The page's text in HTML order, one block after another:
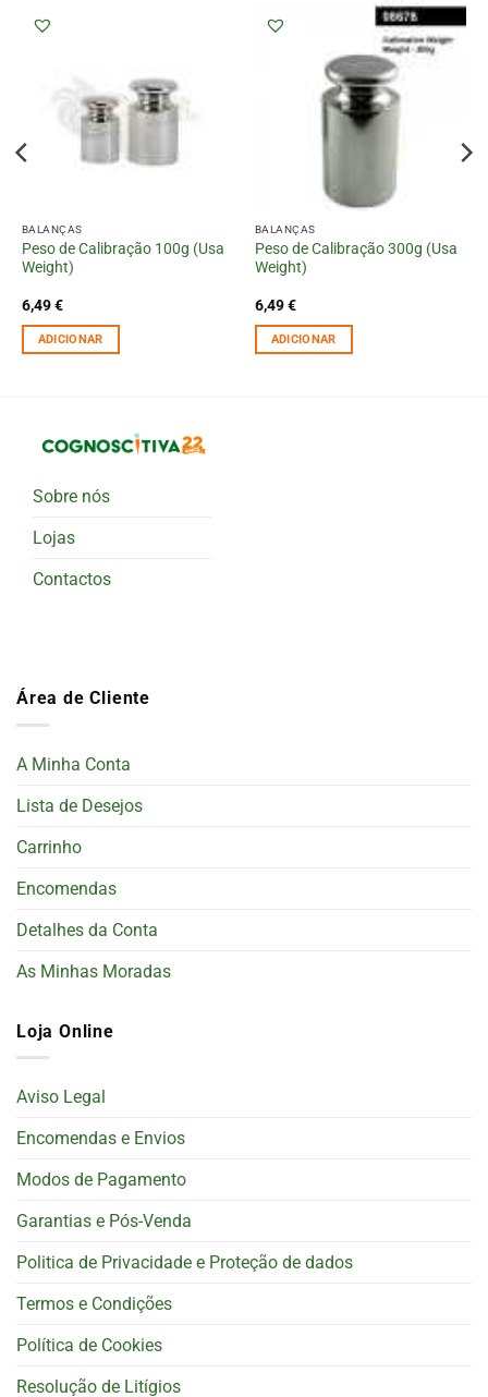
BALANÇAS
Peso de Calibração 100g (Usa
Weight)
6,49€
ADICIONAR
BALANÇAS
Peso de Calibração 300g (Usa
Weight)
6,49€
ADICIONAR
Sobre nós
Lojas
Contactos
Área de Cliente
A Minha Conta
Lista de Desejos
Carrinho
Encomendas
Detalhes da Conta
As Minhas Moradas
Loja Online
Aviso Legal
Encomendas e Envios
Modos de Pagamento
Garantias e Pós-Venda
Politica de Privacidade e Proteção de dados
Termos e Condições
Política de Cookies
Resolução de Litígios